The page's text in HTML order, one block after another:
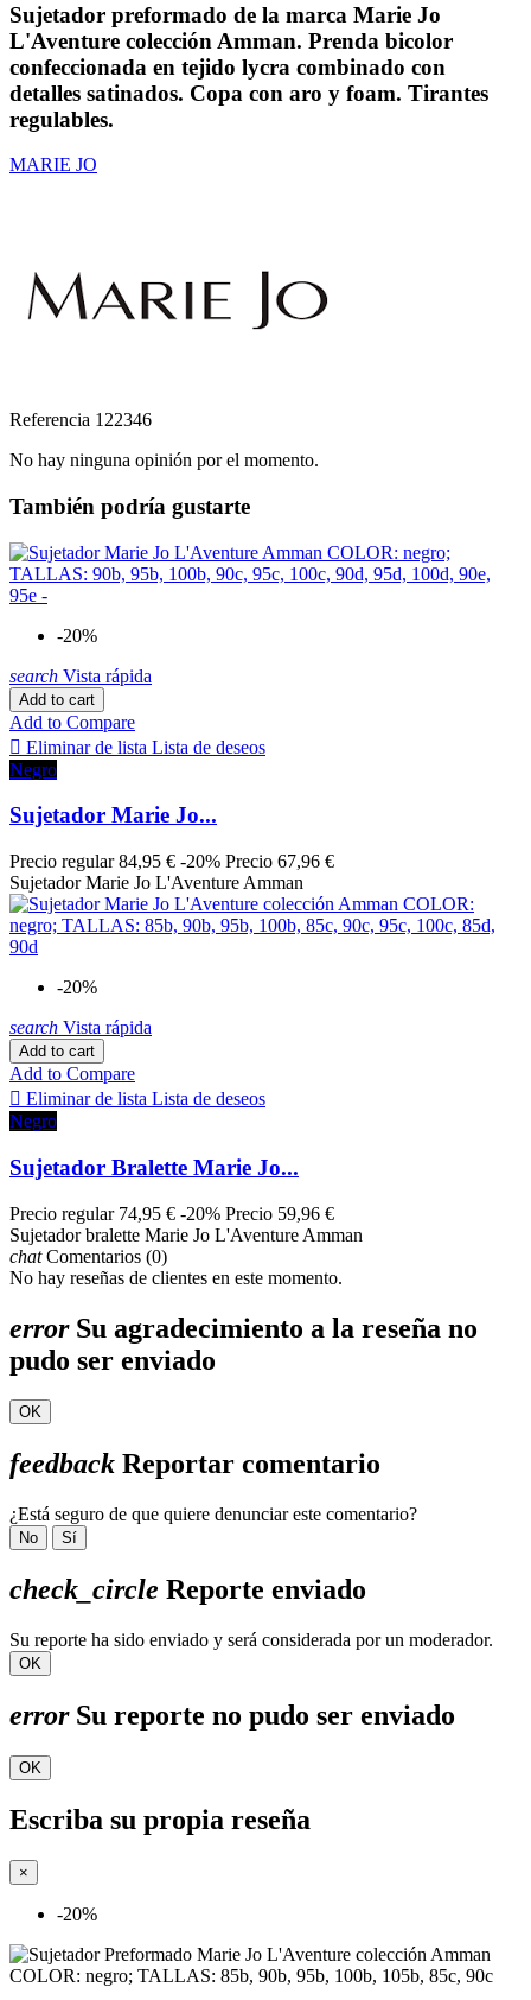
Sujetador preformado de la marca Marie Jo
L'Aventure colección Amman. Prenda bicolor
confeccionada en tejido lycra combinado con
detalles satinados. Copa con aro y foam. Tirantes
regulables.
MARIE JO
Referencia 122346
No hay ninguna opinión por el momento.
También podría gustarte
-20%
search Vista rápida
Add to cart
Add to Compare
 Eliminar de lista Lista de deseos
Negro
Sujetador Marie Jo...
Precio regular 84,95 € -20% Precio 67,96 €
Sujetador Marie Jo L'Aventure Amman
-20%
search Vista rápida
Add to cart
Add to Compare
 Eliminar de lista Lista de deseos
Negro
Sujetador Bralette Marie Jo...
Precio regular 74,95 € -20% Precio 59,96 €
Sujetador bralette Marie Jo L'Aventure Amman
chatComentarios (0)
No hay reseñas de clientes en este momento.
errorSu agradecimiento a la reseña no
pudo ser enviado
OK
feedback Reportar comentario
¿Está seguro de que quiere denunciar este comentario?
No Sí
check_circle Reporte enviado
Su reporte ha sido enviado y será considerada por un moderador.
OK
errorSu reporte no pudo ser enviado
OK
Escriba su propia reseña
×
-20%